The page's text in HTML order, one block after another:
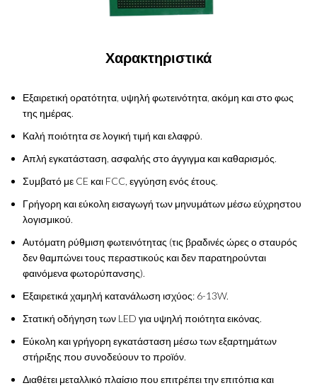
Χαρακτηριστικά
Εξαιρετική ορατότητα, υψηλή φωτεινότητα, ακόμη και στο φως
της ημέρας.
Καλή ποιότητα σε λογική τιμή και ελαφρύ.
Απλή εγκατάσταση, ασφαλής στο άγγιγμα και καθαρισμός.
Συμβατό με CE και FCC, εγγύηση ενός έτους.
Γρήγορη και εύκολη εισαγωγή των μηνυμάτων μέσω εύχρηστου
λογισμικού.
Αυτόματη ρύθμιση φωτεινότητας (τις βραδινές ώρες ο σταυρός
δεν θαμπώνει τους περαστικούς και δεν παρατηρούνται
φαινόμενα φωτορύπανσης).
Εξαιρετικά χαμηλή κατανάλωση ισχύος: 6-13W.
Στατική οδήγηση των LED για υψηλή ποιότητα εικόνας.
Εύκολη και γρήγορη εγκατάσταση μέσω των εξαρτημάτων
στήριξης που συνοδεύουν το προϊόν.
Διαθέτει μεταλλικό πλαίσιο που επιτρέπει την επιτόπια και